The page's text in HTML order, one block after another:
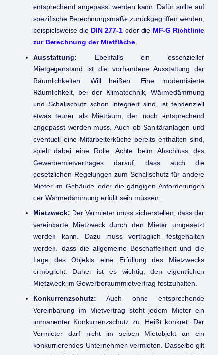
entsprechend angepasst werden kann. Dafür sollte auf
spezifische Berechnungsmaße zurückgegriffen werden,
beispielsweise die DIN 277-1 oder die MF-G Richtlinie
zur Berechnung der Mietfläche
Ausstattung: Ebenfalls ein essenzieller
Mietgegenstand ist die vorhandene Ausstattung der
Räumlichkeiten. Will heißen: Eine modernisierte
Räumlichkeit, bei der Klimatechnik, Wärmedämmung
und Schallschutz schon integriert sind, ist tendenziell
etwas teurer als Mietraum, der noch entsprechend
angepasst werden muss. Auch ob Sanitäranlagen und
eventuell eine Mitarbeiterküche bereits enthalten sind,
spielt dabei eine Rolle. Achte beim Abschluss des
Gewerbemietvertrages darauf, dass auch die
gesetzlichen Regelungen zum Schallschutz für andere
Mieter im Gebäude oder die gängigen Anforderungen
der Wärmedämmung erfüllt sein müssen.
Mietzweck: Der Vermieter muss sicherstellen, dass der
vereinbarte Mietzweck durch den Mieter umgesetzt
werden kann. Dazu muss vertraglich festgehalten
werden, dass die allgemeine Beschaffenheit und die
Lage des Objekts eine Erfüllung des Mietzwecks
ermöglicht. Daher ist es wichtig, den eigentlichen
Mietzweck im Gewerberaummietvertrag festzuhalten.
Konkurrenzschutz: Auch ohne entsprechende
Vereinbarung im Mietvertrag steht jedem Mieter ein
immanenter Konkurrenzschutz zu. Heißt konkret: Der
Vermieter darf nicht im selben Mietobjekt an ein
konkurrierendes Unternehmen vermieten. Dasselbe gilt